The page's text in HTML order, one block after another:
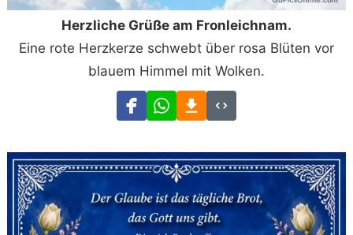
Herzliche Grüße am Fronleichnam.
Eine rote Herzkerze schwebt über rosa Blüten vor
blauem Himmel mit Wolken.